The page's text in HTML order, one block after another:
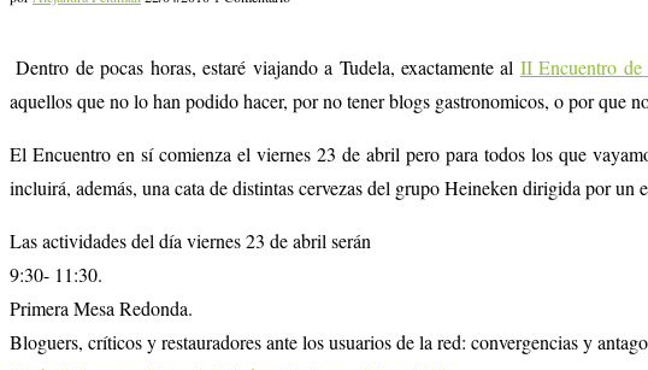
Dentro de pocas horas, estaré viajando a Tudela, exactamente al II Encuentro de
aquellos que no lo han podido hacer, por no tener blogs gastronomicos, o por que
El Encuentro en sí comienza el viernes 23 de abril pero para todos los que
incluirá, además, una cata de distintas cervezas del grupo Heineken dirigida por
Las actividades del día viernes 23 de abril serán
9:30- 11:30.
Primera Mesa Redonda.
Bloguers, críticos y restauradores ante los usuarios de la red: convergencias y